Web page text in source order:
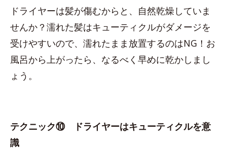
ドライヤーは髪が傷むからと、自然乾燥していま
せんか？濡れた髪はキューティクルがダメージを
受けやすいので、濡れたまま放置するのはNG！お
風呂から上がったら、なるべく早めに乾かしまし
ょう。
テクニック⑩ ドライヤーはキューティクルを意
識